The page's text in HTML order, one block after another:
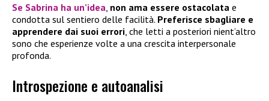
Se Sabrina ha un’idea non ama essere ostacolata e
condotta sul sentiero delle facilità. Preferisce sbagliare e
apprendere dai suoi errori , che letti a posteriori nient’altro
sono che esperienze volte a una crescita interpersonale
profonda.
Introspezione e autoanalisi